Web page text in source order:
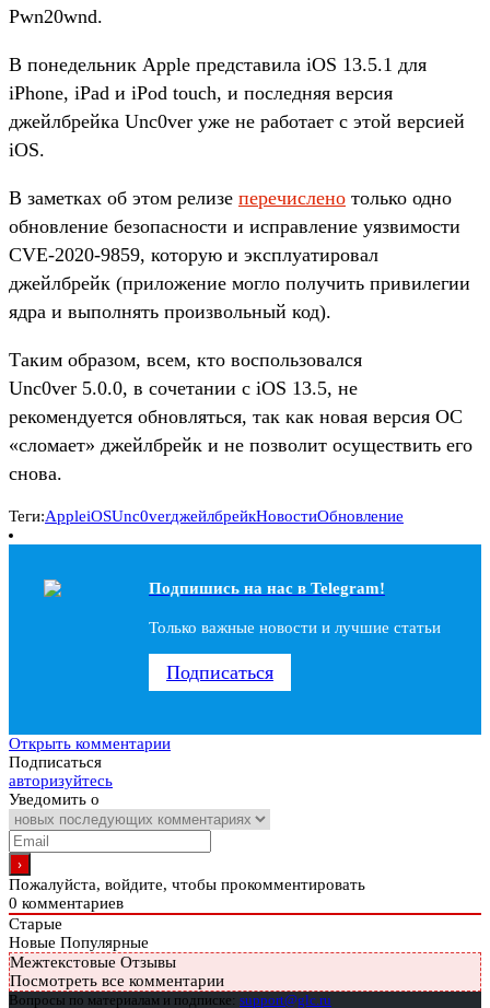
Pwn20wnd.
В понедельник Apple представила iOS 13.5.1 для
iPhone, iPad и iPod touch, и последняя версия
джейлбрейка Unc0ver уже не работает с этой версией
iOS.
В заметках об этом релизе перечислено только одно
обновление безопасности и исправление уязвимости
CVE-2020-9859, которую и эксплуатировал
джейлбрейк (приложение могло получить привилегии
ядра и выполнять произвольный код).
Таким образом, всем, кто воспользовался
Unc0ver 5.0.0, в сочетании с iOS 13.5, не
рекомендуется обновляться, так как новая версия ОС
«сломает» джейлбрейк и не позволит осуществить его
снова.
Теги:AppleiOSUnc0verджейлбрейкНовостиОбновление
Подпишись на наc в Telegram!
Только важные новости и лучшие статьи
Подписаться
Открыть комментарии
Подписаться
авторизуйтесь
Уведомить о
Пожалуйста, войдите, чтобы прокомментировать
0 комментариев
Старые
Новые Популярные
Межтекстовые Отзывы
Посмотреть все комментарии
Вопросы по материалам и подписке: support@glc.ru